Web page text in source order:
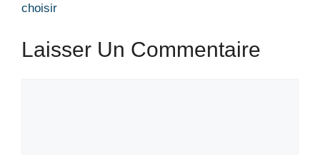
choisir
Laisser Un Commentaire